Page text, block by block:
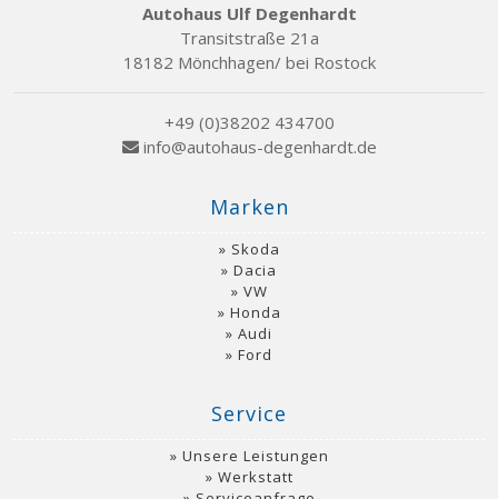
Autohaus Ulf Degenhardt
Transitstraße 21a
18182 Mönchhagen/ bei Rostock
+49 (0)38202 434700
info@autohaus-degenhardt.de
Marken
Skoda
Dacia
VW
Honda
Audi
Ford
Service
Unsere Leistungen
Werkstatt